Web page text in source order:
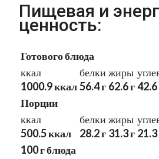
Пищевая и
ценность:
Готового блюда
ккал
1000.9 ккал
белки
56.4 г
жиры
62.6 г42.6
Порции
ккал
500.5 ккал
белки
28.2 г
жиры
31.3 г 21.3
100 г блюда